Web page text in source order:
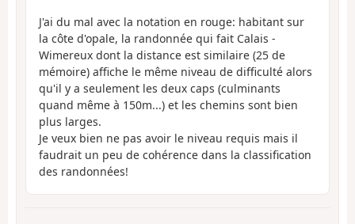
J'ai du mal avec la notation en rouge: habitant sur
la côte d'opale, la randonnée qui fait Calais -
Wimereux dont la distance est similaire (25 de
mémoire) affiche le même niveau de difficulté alors
qu'il y a seulement les deux caps (culminants
quand même à 150m...) et les chemins sont bien
plus larges.
Je veux bien ne pas avoir le niveau requis mais il
faudrait un peu de cohérence dans la classification
des randonnées!